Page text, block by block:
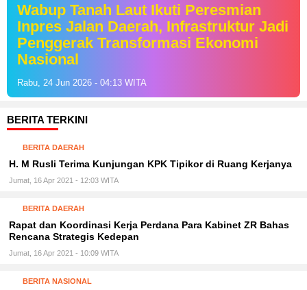
Wabup Tanah Laut Ikuti Peresmian
Inpres Jalan Daerah, Infrastruktur Jadi
Penggerak Transformasi Ekonomi
Nasional
Rabu, 24 Jun 2026 - 04:13 WITA
BERITA TERKINI
BERITA DAERAH
H. M Rusli Terima Kunjungan KPK Tipikor di Ruang Kerjanya
Jumat, 16 Apr 2021 - 12:03 WITA
BERITA DAERAH
Rapat dan Koordinasi Kerja Perdana Para Kabinet ZR Bahas
Rencana Strategis Kedepan
Jumat, 16 Apr 2021 - 10:09 WITA
BERITA NASIONAL